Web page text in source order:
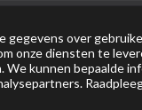
gegevens over
onze diensten te
kunnen bepaalde